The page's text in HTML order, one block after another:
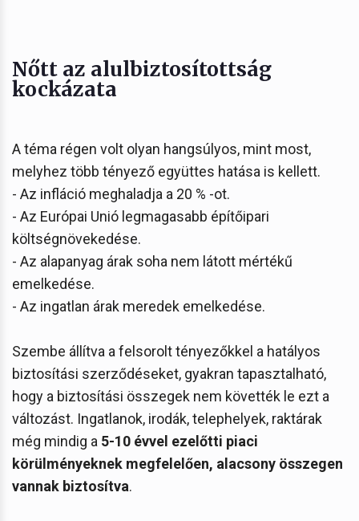
Nőtt az alulbiztosítottság
kockázata
A téma régen volt olyan hangsúlyos, mint most,
melyhez több tényező együttes hatása is kellett.
- Az infláció meghaladja a 20 % -ot.
- Az Európai Unió legmagasabb építőipari
költségnövekedése.
- Az alapanyag árak soha nem látott mértékű
emelkedése.
- Az ingatlan árak meredek emelkedése.
Szembe állítva a felsorolt tényezőkkel a hatályos
biztosítási szerződéseket, gyakran tapasztalható,
hogy a biztosítási összegek nem követték le ezt a
változást. Ingatlanok, irodák, telephelyek, raktárak
még mindig a 5-10 évvel ezelőtti piaci
körülményeknek megfelelően, alacsony összegen
vannak biztosítva.